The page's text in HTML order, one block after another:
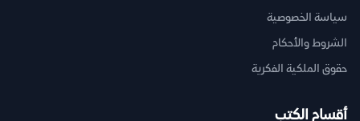
سياسة الخصوصية
الشروط والأحكام
حقوق الملكية الفكرية
أقسام الكتب